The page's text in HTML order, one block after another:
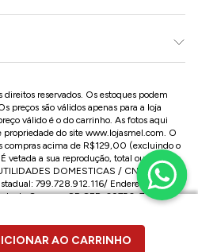
AO CARRINHO
reservados. Os estoques podem
preços são válidos apenas para a loja
válido é o do carrinho. As fotos aqui
propriedade do site www.lojasmel.com. O
compras acima de R$129,00 (excluindo o
vetada a sua reprodução, total ou parcial,
DOMESTICAS / CNPJ:
799.728.912.116/ Endereço: R José
do Campo - SP CEP: 09750-730
Paulo - SP, CEP: 01310-300